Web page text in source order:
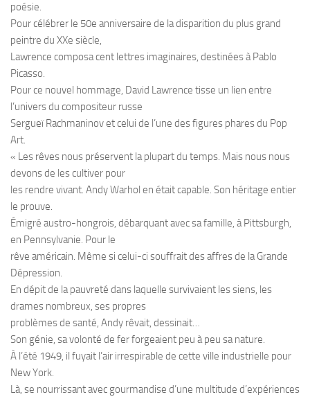
poésie.
Pour célébrer le 50e anniversaire de la disparition du plus grand
peintre du XXe siècle,
Lawrence composa cent lettres imaginaires, destinées à Pablo
Picasso.
Pour ce nouvel hommage, David Lawrence tisse un lien entre
l’univers du compositeur russe
Sergueï Rachmaninov et celui de l’une des figures phares du Pop
Art.
« Les rêves nous préservent la plupart du temps. Mais nous nous
devons de les cultiver pour
les rendre vivant. Andy Warhol en était capable. Son héritage entier
le prouve.
Émigré austro-hongrois, débarquant avec sa famille, à Pittsburgh,
en Pennsylvanie. Pour le
rêve américain. Même si celui-ci souffrait des affres de la Grande
Dépression.
En dépit de la pauvreté dans laquelle survivaient les siens, les
drames nombreux, ses propres
problèmes de santé, Andy rêvait, dessinait…
Son génie, sa volonté de fer forgeaient peu à peu sa nature.
À l’été 1949, il fuyait l’air irrespirable de cette ville industrielle pour
New York.
Là, se nourrissant avec gourmandise d’une multitude d’expériences